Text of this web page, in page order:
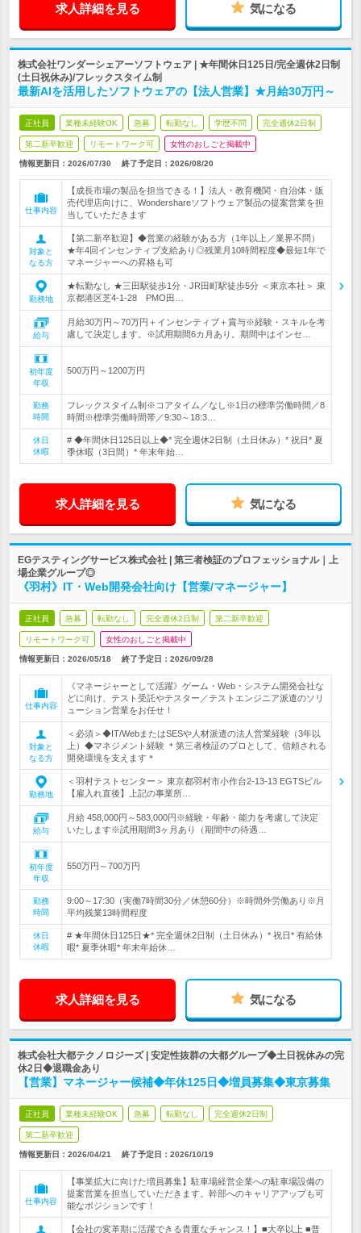
求人詳細を見る 気になる
株式会社ワンダーシェアーソフトウェア | ★年間休日125日/完全週休2日制
(土日祝休み)/フレックスタイム制
最新AIを活用したソフトウェアの【法人営業】★月給30万円～
正社員 業種未経験OK 急募 転勤なし 学歴不問 完全週休2日制
第二新卒歓迎 リモートワーク可 女性のおしごと掲載中
情報更新日：2026/07/30 終了予定日： 2026/08/20
仕事内容
【成長市場の製品を担当できる！】法人・教育機関・自治体・販
売代理店向けに、Wondershareソフトウェア製品の提案営業を担
当していただきます
対象と
なる方
【第二新卒歓迎】◆営業の経験がある方（1年以上／業界不問）
★年4回インセンティブ支給あり◎残業月10時間程度◆最短1年で
マネージャーへの昇格も可
勤務地
★転勤なし ★三田駅徒歩1分・JR田町駅徒歩5分 ＜東京本社＞ 東
京都港区芝4-1-28 PMO田…
給与
月給30万円～70万円＋インセンティブ＋賞与※経験・スキルを考
慮して決定します。※試用期間6カ月あり。期間中はインセ…
初年度
年収
500万円～1200万円
勤務
時間
フレックスタイム制※コアタイム／なし※1日の標準労働時間／8
時間※標準労働時間帯／9:30～18:3…
休日
休暇
# ◆年間休日125日以上◆* 完全週休2日制（土日休み）* 祝日* 夏
季休暇（3日間）* 年末年始…
求人詳細を見る 気になる
EGテスティングサービス株式会社 | 第三者検証のプロフェッショナル｜上
場企業グループ◎
《羽村》IT・Web開発会社向け【営業/マネージャー】
正社員 急募 転勤なし 完全週休2日制 第二新卒歓迎
リモートワーク可 女性のおしごと掲載中
情報更新日：2026/05/18 終了予定日： 2026/09/28
仕事内容
《マネージャーとして活躍》ゲーム・Web・システム開発会社な
どに向け、テスト受託やテスター／テストエンジニア派遣のソリ
ューション営業をお任せ！
対象と
なる方
＜必須＞◆IT/WebまたはSESや人材派遣の法人営業経験（3年以
上）◆マネジメント経験 ＊第三者検証のプロとして、信頼される
開発環境を支えます＊
勤務地
＜羽村テストセンター＞ 東京都羽村市小作台2-13-13 EGTSビル
【雇入れ直後】上記の事業所…
給与
月給 458,000円～583,000円※経験・年齢・能力を考慮して決定
いたします※試用期間3ヶ月あり（期間中の待遇…
初年度
年収
550万円～700万円
勤務
時間
9:00～17:30（実働7時間30分／休憩60分）※時間外労働あり※月
平均残業13時間程度
休日
休暇
# ★年間休日125日★* 完全週休2日制（土日休み）* 祝日* 有給休
暇* 夏季休暇* 年末年始休…
求人詳細を見る 気になる
株式会社大都テクノロジーズ | 安定性抜群の大都グループ◆土日祝休みの完
休2日◆退職金あり
【営業】マネージャー候補◆年休125日◆増員募集◆東京募集
正社員 業種未経験OK 急募 転勤なし 完全週休2日制
第二新卒歓迎
情報更新日：2026/04/21 終了予定日： 2026/10/19
仕事内容
【事業拡大に向けた増員募集】駐車場経営企業への駐車場設備の
提案営業を担当していただきます。幹部へのキャリアアップも可
能なポジションです！
【会社の変革期に活躍できる貴重なチャンス！】■大卒以上 ■普